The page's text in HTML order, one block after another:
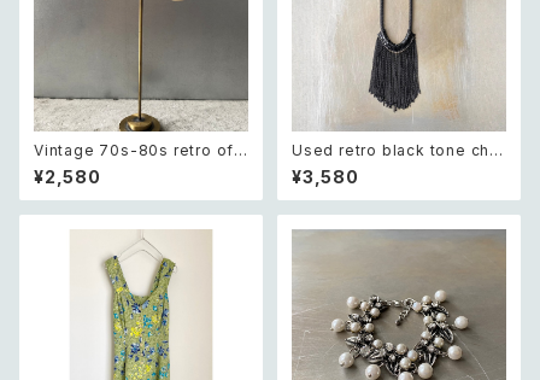
Vintage 70s-80s retro off
white round cabochon earr
ings レトロ ヴィンテージ アク
セサリー オフホワイト ラウンド
¥2,580
Used retro black tone chai
n fringe necklace レトロ ユ
ーズド アクセサリー ブラック チ
ェーン フリンジ ネックレス
¥3,580